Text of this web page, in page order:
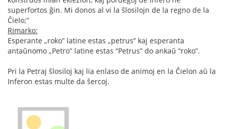
superfortos ĝin. Mi donos al vi la ŝlosilojn de la regno de la
Ĉielo;”
Rimarko:
Esperante „roko” latine estas „petrus” kaj esperanta
antaŭnomo „Petro” latine estas “Petrus” do ankaŭ “roko”.
Pri la Petraj ŝlosiloj kaj lia enlaso de animoj en la Ĉielon aŭ la
Inferon estas multe da ŝercoj.